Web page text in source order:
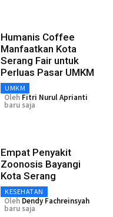
Humanis Coffee
Manfaatkan Kota
Serang Fair untuk
Perluas Pasar UMKM
UMKM
Oleh Fitri Nurul Aprianti
baru saja
Empat Penyakit
Zoonosis Bayangi
Kota Serang
KESEHATAN
Oleh Dendy Fachreinsyah
baru saja